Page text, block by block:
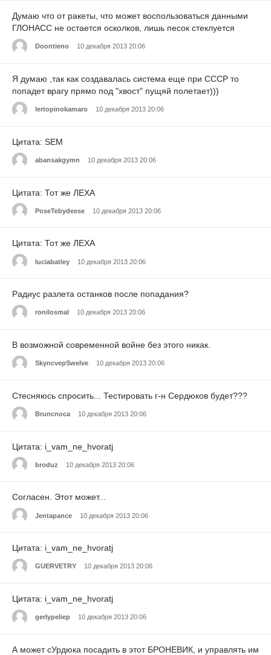
Думаю что от ракеты, что может воспользоваться данными
ГЛОНАСС не остается осколков, лишь песок стеклуется
Doontieno 10 декабря 2013 20:06
Я думаю ,так как создавалась система еще при СССР то
попадет врагу прямо под "хвост" пущяй полетает)))
lertopinokamaro 10 декабря 2013 20:06
Цитата: SEM
abansakgymn 10 декабря 2013 20:06
Цитата: Тот же ЛЕХА
PoseTebydeese 10 декабря 2013 20:06
Цитата: Тот же ЛЕХА
luciabatley 10 декабря 2013 20:06
Радиус разлета останков после попадания?
ronilosmal 10 декабря 2013 20:06
В возможной современной войне без этого никак.
SkyncvepSwelve 10 декабря 2013 20:06
Стесняюсь спросить... Тестировать г-н Сердюков будет???
Bruncnoca 10 декабря 2013 20:06
Цитата: i_vam_ne_hvoratj
broduz 10 декабря 2013 20:06
Согласен. Этот может...
Jentapance 10 декабря 2013 20:06
Цитата: i_vam_ne_hvoratj
GUERVETRY 10 декабря 2013 20:06
Цитата: i_vam_ne_hvoratj
gerlypeliep 10 декабря 2013 20:06
А может сУрдюка посадить в этот БРОНЕВИК, и управлять им